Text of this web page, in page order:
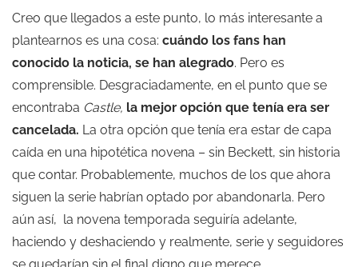
Creo que llegados a este punto, lo más interesante a
plantearnos es una cosa: cuándo los fans han
conocido la noticia, se han alegrado. Pero es
comprensible. Desgraciadamente, en el punto que se
encontraba Castle, la mejor opción que tenía era ser
cancelada. La otra opción que tenía era estar de capa
caída en una hipotética novena – sin Beckett, sin historia
que contar. Probablemente, muchos de los que ahora
siguen la serie habrían optado por abandonarla. Pero
aún así, la novena temporada seguiría adelante,
haciendo y deshaciendo y realmente, serie y seguidores